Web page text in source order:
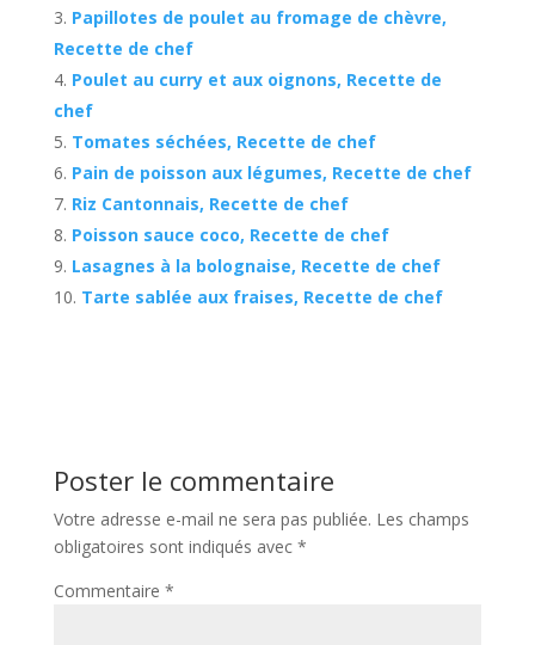
Papillotes de poulet au fromage de chèvre,
Recette de chef
Poulet au curry et aux oignons, Recette de
chef
Tomates séchées, Recette de chef
Pain de poisson aux légumes, Recette de chef
Riz Cantonnais, Recette de chef
Poisson sauce coco, Recette de chef
Lasagnes à la bolognaise, Recette de chef
Tarte sablée aux fraises, Recette de chef
Poster le commentaire
Votre adresse e-mail ne sera pas publiée. Les champs
obligatoires sont indiqués avec *
Commentaire *